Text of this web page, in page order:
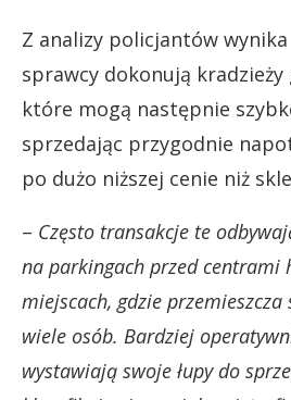
Z analizy policjantów
sprawcy dokonują kradzieży
które mogą następnie
sprzedając przygodnie
po dużo niższej cenie niż
– Często transakcje te
na parkingach przed centrami
miejscach, gdzie
wiele osób. Bardziej
wystawiają swoje łupy do